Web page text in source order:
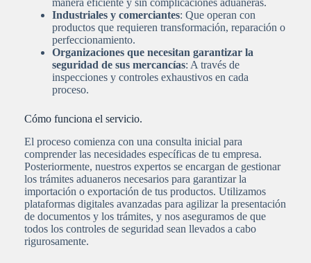
manera eficiente y sin complicaciones aduaneras.
Industriales y comerciantes: Que operan con
productos que requieren transformación, reparación o
perfeccionamiento.
Organizaciones que necesitan garantizar la
seguridad de sus mercancías: A través de
inspecciones y controles exhaustivos en cada
proceso.
Cómo funciona el servicio.
El proceso comienza con una consulta inicial para
comprender las necesidades específicas de tu empresa.
Posteriormente, nuestros expertos se encargan de gestionar
los trámites aduaneros necesarios para garantizar la
importación o exportación de tus productos. Utilizamos
plataformas digitales avanzadas para agilizar la presentación
de documentos y los trámites, y nos aseguramos de que
todos los controles de seguridad sean llevados a cabo
rigurosamente.